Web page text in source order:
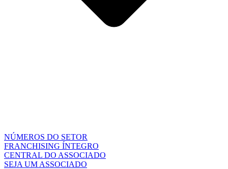
NÚMEROS DO SETOR
FRANCHISING ÍNTEGRO
CENTRAL DO ASSOCIADO
SEJA UM ASSOCIADO